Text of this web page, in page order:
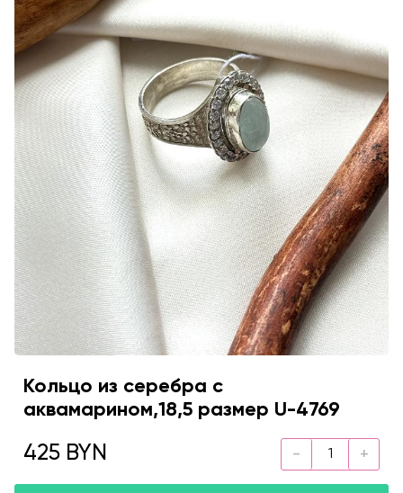
Кольцо из серебра с
аквамарином,18,5 размер U-4769
425 BYN